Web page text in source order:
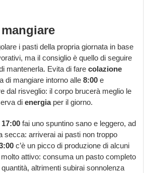
i pasti della propria giornata in base
ma il consiglio è quello di seguire
mantenerla. Evita di farecolazione
di mangiare intorno alle8:00 e
dal risveglio: il corpo brucerà meglio le
dienergiaper il giorno.
17:00 fai uno spuntino sano e leggero, ad
secca: arriverai ai pasti non troppo
c’è un picco di produzione di alcuni
attivo: consuma un pasto completo
altrimenti subirai sonnolenza